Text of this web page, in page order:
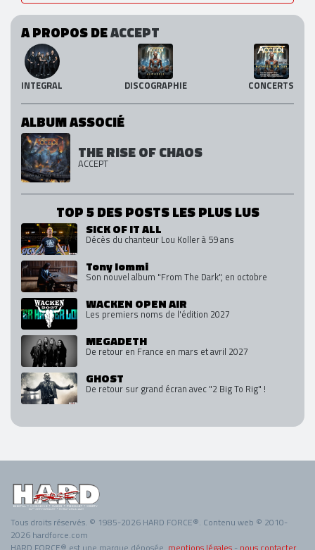
A PROPOS DEACCEPT
INTEGRAL DISCOGRAPHIE CONCERTS
ALBUM ASSOCIÉ
THE RISE OF CHAOS
ACCEPT
TOP 5 DES POSTS LES PLUS LUS
SICK OF IT ALL
Décès du chanteur Lou Koller à 59 ans
Tony Iommi
Son nouvel album "From The Dark", en octobre
WACKEN OPEN AIR
Les premiers noms de l'édition 2027
MEGADETH
De retour en France en mars et avril 2027
GHOST
De retour sur grand écran avec "2 Big To Rig" !
Tous droits réservés. © 1985-2026 HARD FORCE®. Contenu web © 2010-
2026 hardforce.com